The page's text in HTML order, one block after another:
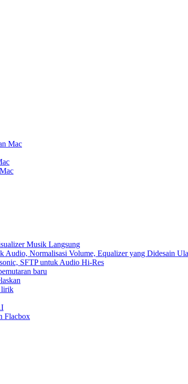
Mac
Musik Langsung
Audio, Normalisasi Volume, Equalizer yang Didesain
SFTP untuk Audio Hi-Res
baru
lirik
Flacbox